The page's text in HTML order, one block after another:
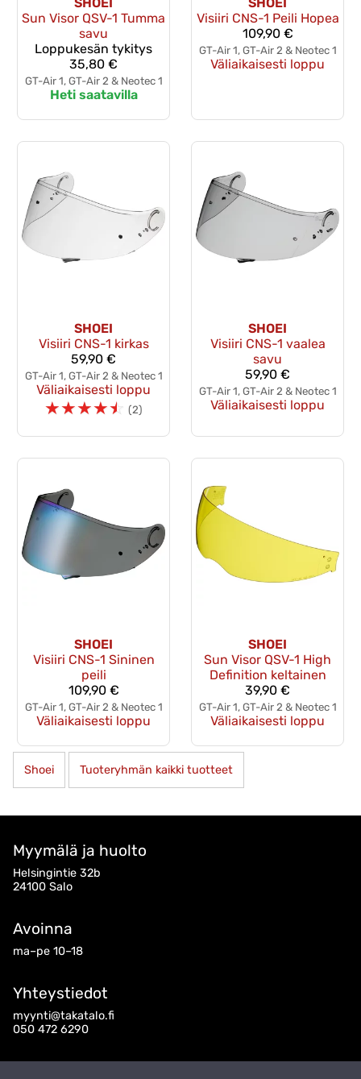
Sun Visor QSV-1 Tumma
savu
Loppukesän tykitys
35,80 €
GT-Air 1, GT-Air 2 & Neotec 1
Heti saatavilla
Visiiri CNS-1 Peili Hopea
109,90 €
GT-Air 1, GT-Air 2 & Neotec 1
Väliaikaisesti loppu
SHOEI
Visiiri CNS-1 kirkas
59,90 €
GT-Air 1, GT-Air 2 & Neotec 1
Väliaikaisesti loppu
☆☆☆☆☆ (2)
SHOEI
Visiiri CNS-1 vaalea
savu
59,90 €
GT-Air 1, GT-Air 2 & Neotec 1
Väliaikaisesti loppu
SHOEI
Visiiri CNS-1 Sininen
peili
109,90 €
GT-Air 1, GT-Air 2 & Neotec 1
Väliaikaisesti loppu
SHOEI
Sun Visor QSV-1 High
Definition keltainen
39,90 €
GT-Air 1, GT-Air 2 & Neotec 1
Väliaikaisesti loppu
Shoei Tuoteryhmän kaikki tuotteet
Myymälä ja huolto
Helsingintie 32b
24100 Salo
Avoinna
ma–pe 10–18
Yhteystiedot
myynti@takatalo.fi
050 472 6290